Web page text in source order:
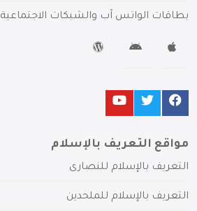
بطاقات الواتس آب والشبكات الاجتماعية
مواقع التعريف بالإسلام
التعريف بالإسلام للنصارى
التعريف بالإسلام للملحدين